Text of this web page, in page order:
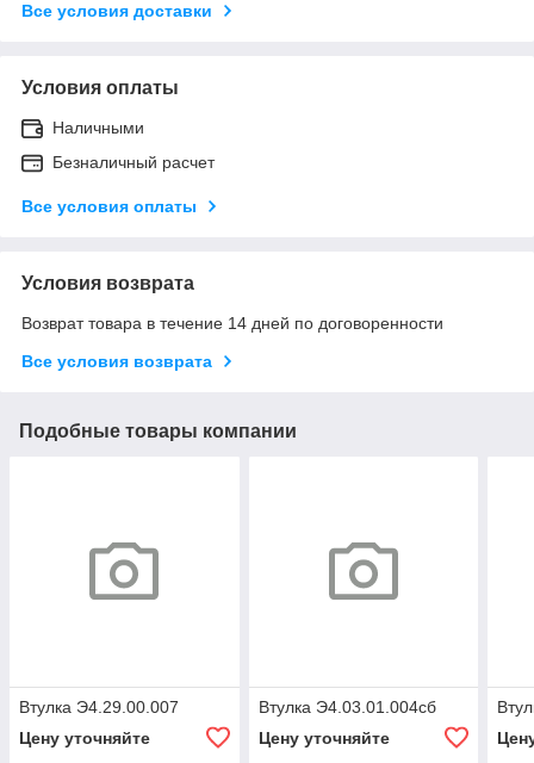
Все условия доставки
Условия оплаты
Наличными
Безналичный расчет
Все условия оплаты
Условия возврата
Возврат товара в течение 14 дней по договоренности
Все условия возврата
Подобные товары компании
Втулка Э4.29.00.007
Цену уточняйте
Втулка Э4.03.01.004сб
Цену уточняйте